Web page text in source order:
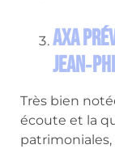
AXA
Très bien
écoute et la